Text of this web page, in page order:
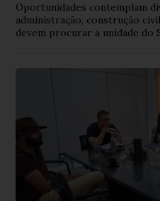
Oportunidades contemplam
administração, construção
devem procurar a unidade do